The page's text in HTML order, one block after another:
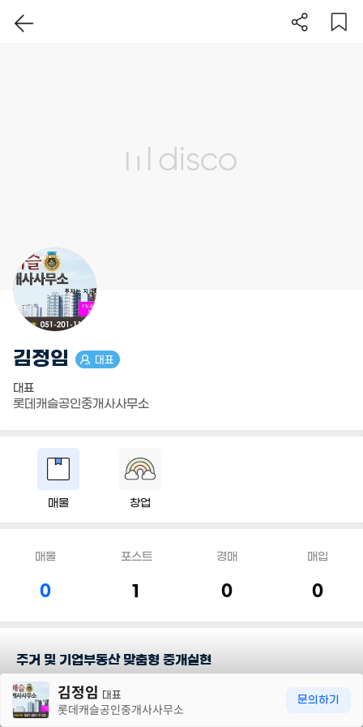
김정임 대표
대표
롯데캐슬공인중개사사무소
매물 창업
매물
0
포스트
1
경매
0
매입
0
주거 및 기업부동산 맞춤형 중개실현
환영합니다, 아파트 오피스텔 공장 빌딩 토지 경매 NPL
기업정보조사대행 맞춤형부동산
김정임 대표
롯데캐슬공인중개사사무소
문의하기